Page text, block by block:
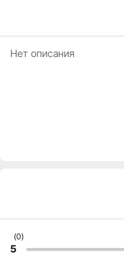
Нет описания
(0)
5